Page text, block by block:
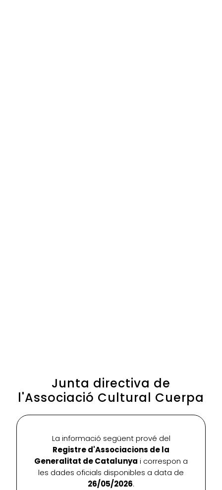
Junta directiva de
l'Associació Cultural Cuerpa
La informació següent prové del
Registre d'Associacions de la
Generalitat de Catalunya i correspon a
les dades oficials disponibles a data de
26/05/2026.